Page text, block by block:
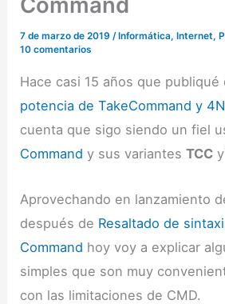
7 de marzo de 2019/ Informática, Internet,
10 comentarios
Hace casi 15 años que publiqué
potencia de TakeCommand y
cuenta que sigo siendo un fiel
Command y sus variantesTCC
Aprovechando en lanzamiento
después de Resaltado de
Command hoy voy a explicar
simples que son muy
con las limitaciones de CMD.